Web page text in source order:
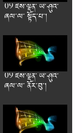
09 ཛེས༌ལྡན༌ ཡེ༌ཤུའི༌
ཞལ༌ལ༌ སྟོད༌པ༌།
09 ཛེས༌ལྡན༌ ཡེ༌ཤུའི༌
ཞལ༌ལ༌ ནོར༌བུ༌།